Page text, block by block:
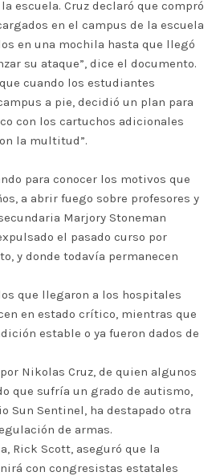
escuela. Cruz declaró que compró
en el campus de la escuela
en una mochila hasta que llegó
su ataque”, dice el documento.
cuando los estudiantes
a pie, decidió un plan para
con los cartuchos adicionales
la multitud”.
para conocer los motivos que
a abrir fuego sobre profesores y
Marjory Stoneman
el pasado curso por
y donde todavía permanecen
que llegaron a los hospitales
en estado crítico, mientras que
estable o ya fueron dados de
Nikolas Cruz, de quien algunos
que sufría un grado de autismo,
Sun Sentinel, ha destapado otra
de armas.
Rick Scott, aseguró que la
con congresistas estatales